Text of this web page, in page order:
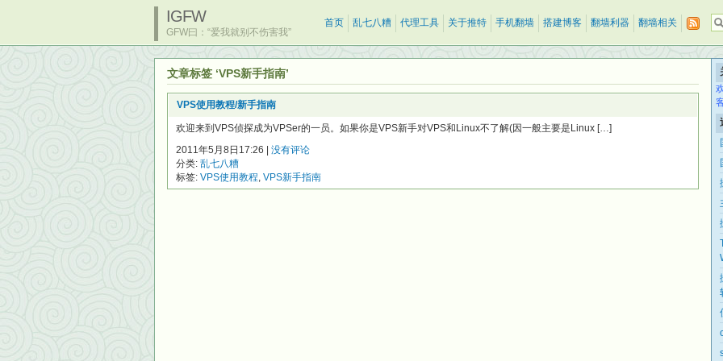
IGFW
GFW曰：“爱我就别不伤害我”
首页 乱七八糟 代理工具 关于推特 手机翻墙 搭建博客 翻墙利器 翻墙相关
文章标签 ‘VPS新手指南’
VPS使用教程/新手指南
欢迎来到VPS侦探成为VPSer的一员。如果你是VPS新手对VPS和Linux不了解(因一般主要是Linux […]
2011年5月8日17:26 | 没有评论
分类: 乱七八糟
标签: VPS使用教程, VPS新手指南